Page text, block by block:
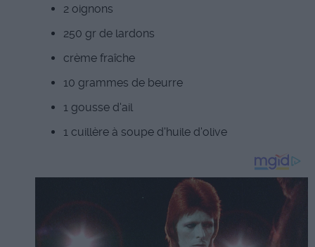
2 oignons
250 gr de lardons
crème fraîche
10 grammes de beurre
1 gousse d'ail
1 cuillère à soupe d'huile d'olive